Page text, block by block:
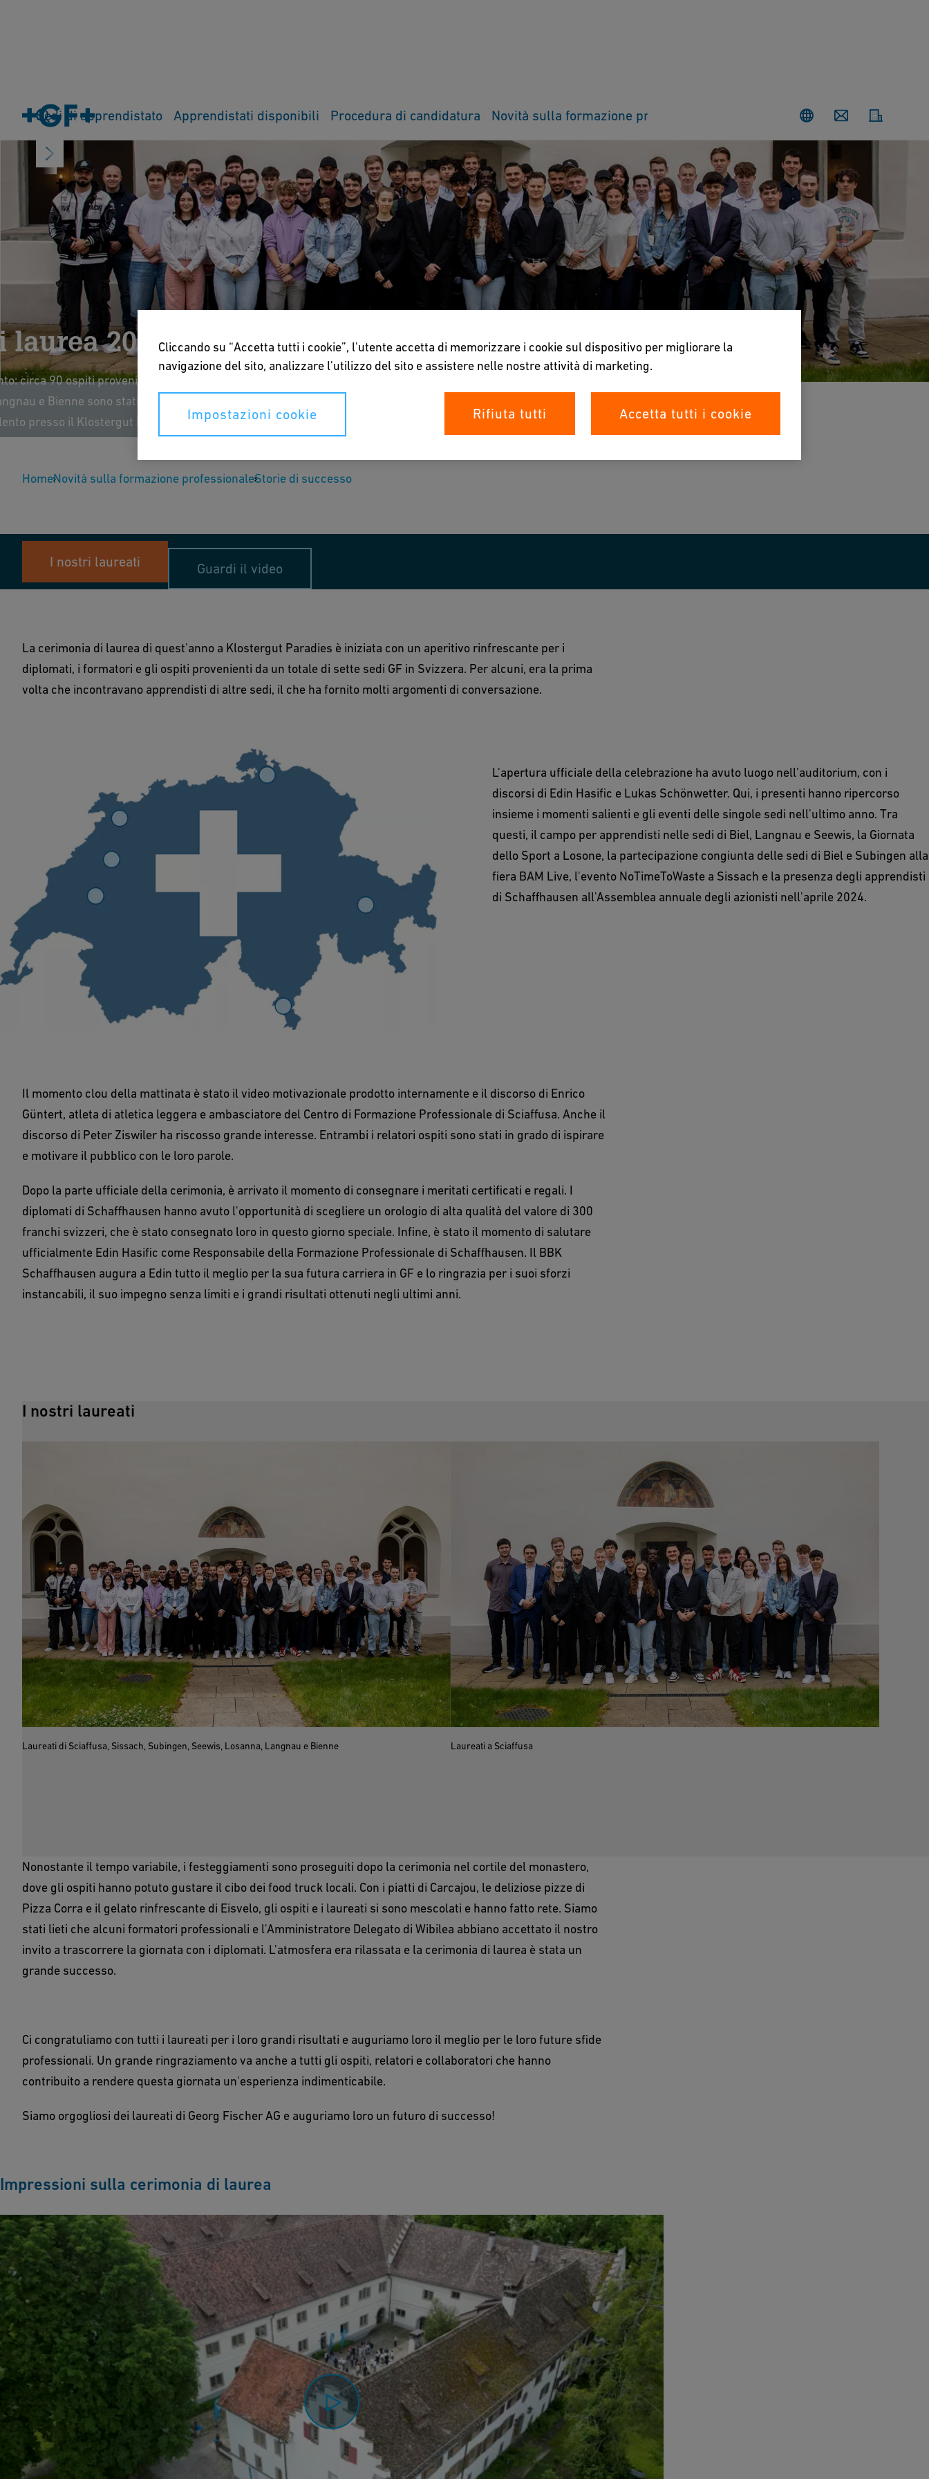
Contatti
Sedi di apprendistato Apprendistati disponibili Procedura di candidatura Novità sulla formazione professionale
2024
circa 90 ospiti provenienti dalle località di
e Bienne sono stati invitati a festeggiare il
presso il Klostergut Paradies.
HomeNovità sulla formazione professionaleStorie di successo
I nostri laureati Guardi il video
La cerimonia di laurea di quest'anno a Klostergut Paradies è iniziata con un aperitivo rinfrescante per i
diplomati, i formatori e gli ospiti provenienti da un totale di sette sedi GF in Svizzera. Per alcuni, era la prima
volta che incontravano apprendisti di altre sedi, il che ha fornito molti argomenti di conversazione.
L'apertura ufficiale della celebrazione ha avuto luogo nell'auditorium, con i
discorsi di Edin Hasific e Lukas Schönwetter. Qui, i presenti hanno ripercorso
insieme i momenti salienti e gli eventi delle singole sedi nell'ultimo anno. Tra
questi, il campo per apprendisti nelle sedi di Biel, Langnau e Seewis, la Giornata
dello Sport a Losone, la partecipazione congiunta delle sedi di Biel e Subingen alla
fiera BAM Live, l'evento NoTimeToWaste a Sissach e la presenza degli apprendisti
di Schaffhausen all'Assemblea annuale degli azionisti nell'aprile 2024.
Il momento clou della mattinata è stato il video motivazionale prodotto internamente e il discorso di Enrico
Güntert, atleta di atletica leggera e ambasciatore del Centro di Formazione Professionale di Sciaffusa. Anche il
discorso di Peter Ziswiler ha riscosso grande interesse. Entrambi i relatori ospiti sono stati in grado di ispirare
e motivare il pubblico con le loro parole.
Dopo la parte ufficiale della cerimonia, è arrivato il momento di consegnare i meritati certificati e regali. I
diplomati di Schaffhausen hanno avuto l'opportunità di scegliere un orologio di alta qualità del valore di 300
franchi svizzeri, che è stato consegnato loro in questo giorno speciale. Infine, è stato il momento di salutare
ufficialmente Edin Hasific come Responsabile della Formazione Professionale di Schaffhausen. Il BBK
Schaffhausen augura a Edin tutto il meglio per la sua futura carriera in GF e lo ringrazia per i suoi sforzi
instancabili, il suo impegno senza limiti e i grandi risultati ottenuti negli ultimi anni.
I nostri laureati
Laureati di Sciaffusa, Sissach, Subingen, Seewis, Losanna, Langnau e Bienne Laureati a Sciaffusa
Nonostante il tempo variabile, i festeggiamenti sono proseguiti dopo la cerimonia nel cortile del monastero,
dove gli ospiti hanno potuto gustare il cibo dei food truck locali. Con i piatti di Carcajou, le deliziose pizze di
Pizza Corra e il gelato rinfrescante di Eisvelo, gli ospiti e i laureati si sono mescolati e hanno fatto rete. Siamo
stati lieti che alcuni formatori professionali e l'Amministratore Delegato di Wibilea abbiano accettato il nostro
invito a trascorrere la giornata con i diplomati. L'atmosfera era rilassata e la cerimonia di laurea è stata un
grande successo.
Ci congratuliamo con tutti i laureati per i loro grandi risultati e auguriamo loro il meglio per le loro future sfide
professionali. Un grande ringraziamento va anche a tutti gli ospiti, relatori e collaboratori che hanno
contribuito a rendere questa giornata un'esperienza indimenticabile.
Siamo orgogliosi dei laureati di Georg Fischer AG e auguriamo loro un futuro di successo!
Impressioni sulla cerimonia di laurea
Cliccando su “Accetta tutti i cookie”, l'utente accetta di memorizzare i cookie sul dispositivo per migliorare la
navigazione del sito, analizzare l'utilizzo del sito e assistere nelle nostre attività di marketing.
Impostazioni cookie Rifiuta tutti Accetta tutti i cookie